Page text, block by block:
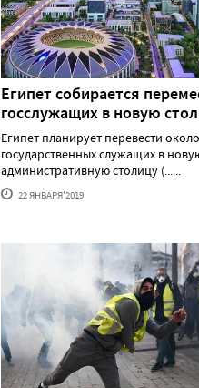
Египет собирается
госслужащих в новую
Египет планирует перевести
государственных служащих в
административную столицу (......
22 ЯНВАРЯ'2019